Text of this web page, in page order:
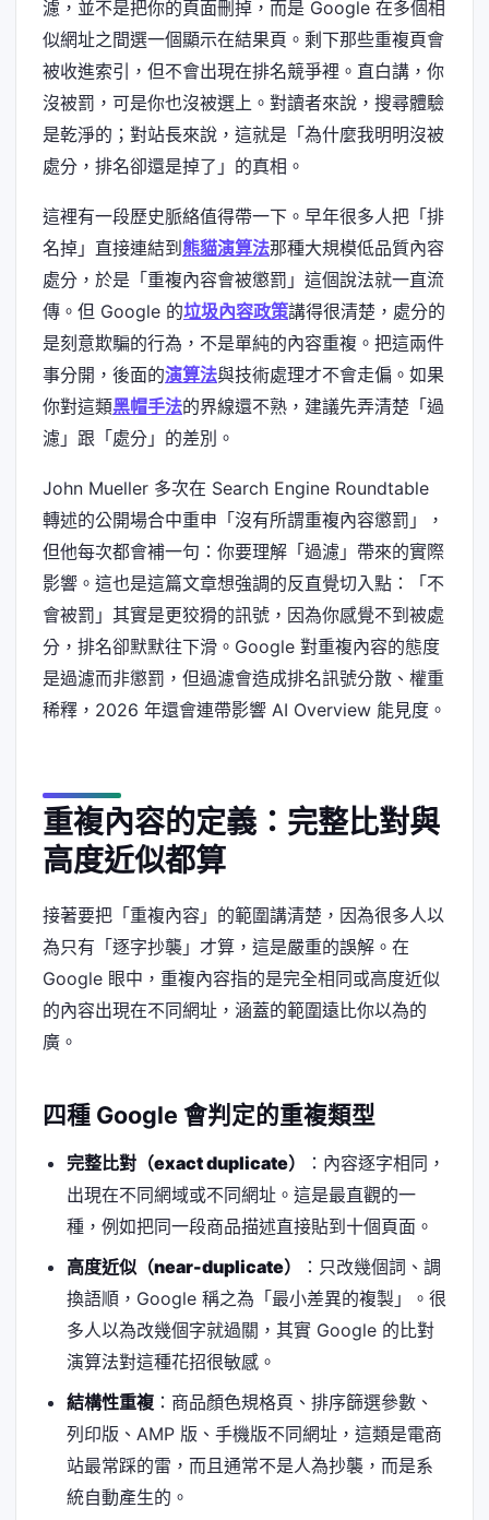
濾，並不是把你的頁面刪掉，而是 Google 在多個相
似網址之間選一個顯示在結果頁。剩下那些重複頁會
被收進索引，但不會出現在排名競爭裡。直白講，你
沒被罰，可是你也沒被選上。對讀者來說，搜尋體驗
是乾淨的；對站長來說，這就是「為什麼我明明沒被
處分，排名卻還是掉了」的真相。
這裡有一段歷史脈絡值得帶一下。早年很多人把「排
名掉」直接連結到熊貓演算法那種大規模低品質內容
處分，於是「重複內容會被懲罰」這個說法就一直流
傳。但 Google 的垃圾內容政策講得很清楚，處分的
是刻意欺騙的行為，不是單純的內容重複。把這兩件
事分開，後面的演算法與技術處理才不會走偏。如果
你對這類黑帽手法的界線還不熟，建議先弄清楚「過
濾」跟「處分」的差別。
John Mueller 多次在 Search Engine Roundtable
轉述的公開場合中重申「沒有所謂重複內容懲罰」，
但他每次都會補一句：你要理解「過濾」帶來的實際
影響。這也是這篇文章想強調的反直覺切入點：「不
會被罰」其實是更狡猾的訊號，因為你感覺不到被處
分，排名卻默默往下滑。Google 對重複內容的態度
是過濾而非懲罰，但過濾會造成排名訊號分散、權重
稀釋，2026 年還會連帶影響 AI Overview 能見度。
重複內容的定義：完整比對與
高度近似都算
接著要把「重複內容」的範圍講清楚，因為很多人以
為只有「逐字抄襲」才算，這是嚴重的誤解。在
Google 眼中，重複內容指的是完全相同或高度近似
的內容出現在不同網址，涵蓋的範圍遠比你以為的
廣。
四種 Google 會判定的重複類型
完整比對（exact duplicate）
：內容逐字相同，
出現在不同網域或不同網址。這是最直觀的一
種，例如把同一段商品描述直接貼到十個頁面。
高度近似（near-duplicate）
：只改幾個詞、調
換語順，Google 稱之為「最小差異的複製」。很
多人以為改幾個字就過關，其實 Google 的比對
演算法對這種花招很敏感。
結構性重複：商品顏色規格頁、排序篩選參數、
列印版、AMP 版、手機版不同網址，這類是電商
站最常踩的雷，而且通常不是人為抄襲，而是系
統自動產生的。